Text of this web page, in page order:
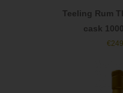
Teeling Rum
cask
€